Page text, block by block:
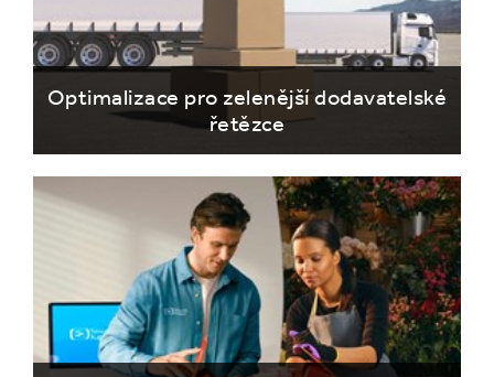
Optimalizace pro zelenější dodavatelské
řetězce